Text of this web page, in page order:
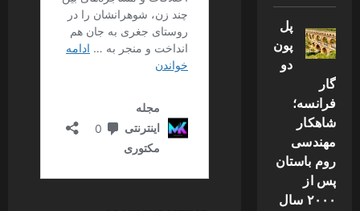
پل
پون
دو
گار
فرانسه؛
شاهکار
مهندسی
روم باستان
پس از
۲۰۰۰ سال